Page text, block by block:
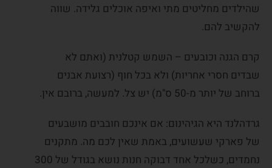
שהילדים מחליטים מתי ואיפה אוכלים גלידה. שווה
להקשיב להם.
קרם הגנה וכובעים – השמש קטלנית (ואתם לא
שבדים חסרי אחריות) ולא בכל חוף (רצועת אבנים
ברוחב של יותר מ-50 ס"מ) יש צל. למעשה, ברובם אין.
גרדהלנד היא הגיהינום: אם אינכם חובבים מושבעים
של פארקי שעשועים, באמת שאין לכם מה. מתקנים
נחמדים, כשלכל אחד דבוקה חנות נושא בגודל של 300